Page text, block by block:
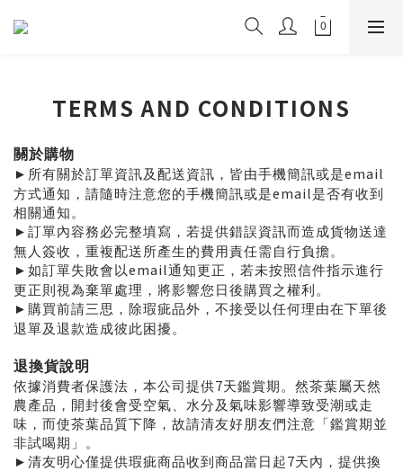
TERMS AND CONDITIONS
關於購物
► 所有關於訂單資訊及配送資訊 ， 皆由手機簡訊或是email
方式通知，請隨時注意您的手機簡訊或是email是否有收到
相關通知。
► 訂單內容務必完整填寫，若提供錯誤資訊而造成貨物送達
無人簽收 ， 重複配送所產生的費用責任需自行負擔。
► 如訂單失敗會以email通知更正，若未按照信件指示進行
更正則視為棄單處理，將影響您日後購買之權利。
► 購買前請三思，除瑕疵品外 ， 不接受以任何理由在下單後
退單及退款造成彼此困擾。
退換貨說明
依據消費者保護法，本公司提供7天鑑賞期。然茶葉屬天然
農產品，開封後會受空氣、水分及氣味影響導致受潮或走
味 ，而使茶葉品質下降 ，故請清友好朋友們注意 「鑑賞期並
非試喝期 」。
► 清友明心僅提供瑕疵商品收到商品當日起7天內，提供換